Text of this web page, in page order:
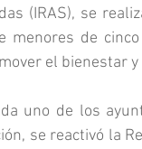
(IRAS), se
de
el bienestar
uno de los
se reactivó la